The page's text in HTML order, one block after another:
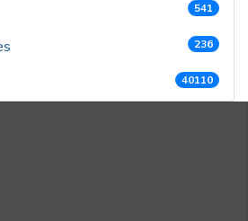
541
236
40110